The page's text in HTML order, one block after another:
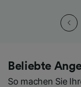
Beliebte
So machen Sie